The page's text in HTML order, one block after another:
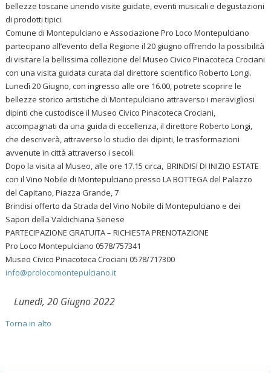
bellezze toscane unendo visite guidate, eventi musicali e degustazioni
di prodotti tipici.
Comune di Montepulciano e Associazione Pro Loco Montepulciano
partecipano all’evento della Regione il 20 giugno offrendo la possibilità
di visitare la bellissima collezione del Museo Civico Pinacoteca Crociani
con una visita guidata curata dal direttore scientifico Roberto Longi.
Lunedì 20 Giugno, con ingresso alle ore 16.00, potrete scoprire le
bellezze storico artistiche di Montepulciano attraverso i meravigliosi
dipinti che custodisce il Museo Civico Pinacoteca Crociani,
accompagnati da una guida di eccellenza, il direttore Roberto Longi,
che descriverà, attraverso lo studio dei dipinti, le trasformazioni
avvenute in città attraverso i secoli.
Dopo la visita al Museo, alle ore 17.15 circa, BRINDISI DI INIZIO ESTATE
con il Vino Nobile di Montepulciano presso LA BOTTEGA del Palazzo
del Capitano, Piazza Grande, 7
Brindisi offerto da Strada del Vino Nobile di Montepulciano e dei
Sapori della Valdichiana Senese
PARTECIPAZIONE GRATUITA – RICHIESTA PRENOTAZIONE
Pro Loco Montepulciano 0578/757341
Museo Civico Pinacoteca Crociani 0578/717300
info@prolocomontepulciano.it
Lunedì, 20 Giugno 2022
Torna in alto